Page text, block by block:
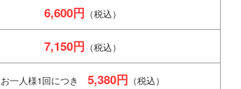
6,600円 （税込）
7,150円 （税込）
お一人様1回につき 5,380円 （税込）